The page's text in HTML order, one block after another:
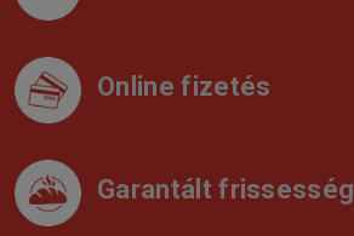
Online fizetés
Garantált frissesség